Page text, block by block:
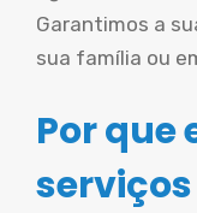
Garantimos a
sua família ou
Por que